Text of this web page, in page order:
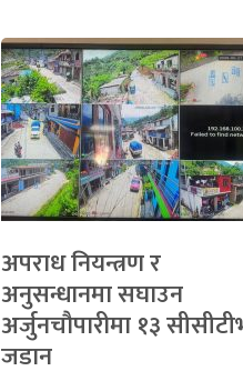
अपराध नियन्त्रण र
अनुसन्धानमा सघाउन
अर्जुनचौपारीमा १३
जडान